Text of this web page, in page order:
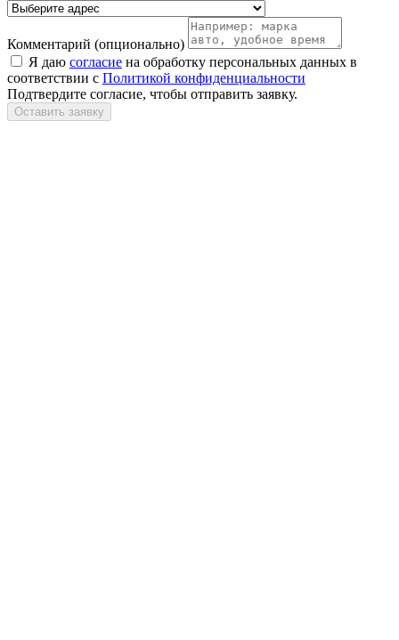
Комментарий (опционально)
Я даю согласие на обработку персональных данных в
соответствии с Политикой конфиденциальности
Подтвердите согласие, чтобы отправить заявку.
Оставить заявку